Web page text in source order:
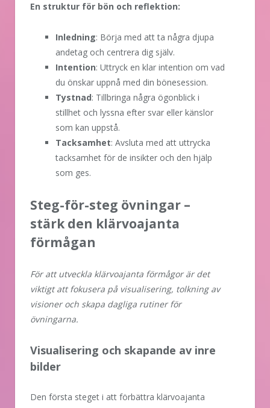
En struktur för bön och reflektion:
Inledning: Börja med att ta några djupa
andetag och centrera dig själv.
Intention: Uttryck en klar intention om vad
du önskar uppnå med din bönesession.
Tystnad: Tillbringa några ögonblick i
stillhet och lyssna efter svar eller känslor
som kan uppstå.
Tacksamhet: Avsluta med att uttrycka
tacksamhet för de insikter och den hjälp
som ges.
Steg-för-steg övningar –
stärk den klärvoajanta
förmågan
För att utveckla klärvoajanta förmågor är det
viktigt att fokusera på visualisering, tolkning av
visioner och skapa dagliga rutiner för
övningarna.
Visualisering och skapande av inre
bilder
Den första steget i att förbättra klärvoajanta